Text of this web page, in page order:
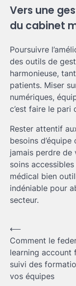
Vers une
du cabinet
Poursuivre
des outils de
harmonieuse,
patients. Miser
numériques,
c’est faire le pari
Rester attentif
besoins
jamais perdre de
soins
médical bien
indéniable pour
secteur.
Navigation
de
l’article
⟵
Comment le
learning account
suivi des
vos équipes